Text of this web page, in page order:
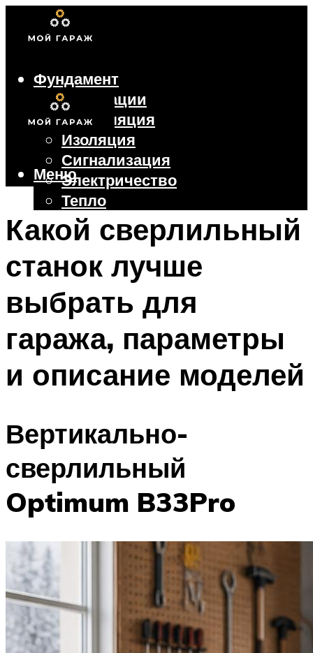
Фундамент
Коммуникации
Вентиляция
Изоляция
Сигнализация
Электричество
Тепло
Крыша
Ворота
Меню
Меню
Какой сверлильный
станок лучше
выбрать для
гаража, параметры
и описание моделей
Вертикально-
сверлильный
Optimum B33Pro